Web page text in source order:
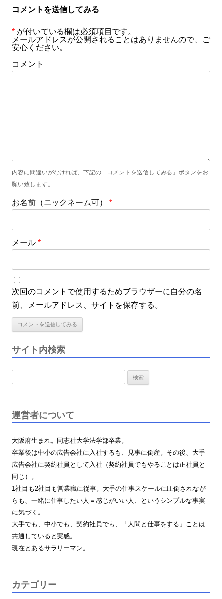
コメントを送信してみる
* が付いている欄は必須項目です。
メールアドレスが公開されることはありませんので、ご
安心ください。
コメント
内容に間違いがなければ、下記の「コメントを送信してみる」ボタンをお
願い致します。
お名前（ニックネーム可） *
メール *
次回のコメントで使用するためブラウザーに自分の名
前、メールアドレス、サイトを保存する。
サイト内検索
運営者について
大阪府生まれ。同志社大学法学部卒業。
卒業後は中小の広告会社に入社するも、見事に倒産。その後、大手
広告会社に契約社員として入社（契約社員でもやることは正社員と
同じ）。
1社目も2社目も営業職に従事。大手の仕事スケールに圧倒されなが
らも、一緒に仕事したい人＝感じがいい人、というシンプルな事実
に気づく。
大手でも、中小でも、契約社員でも、「人間と仕事をする」ことは
共通していると実感。
現在とあるサラリーマン。
カテゴリー